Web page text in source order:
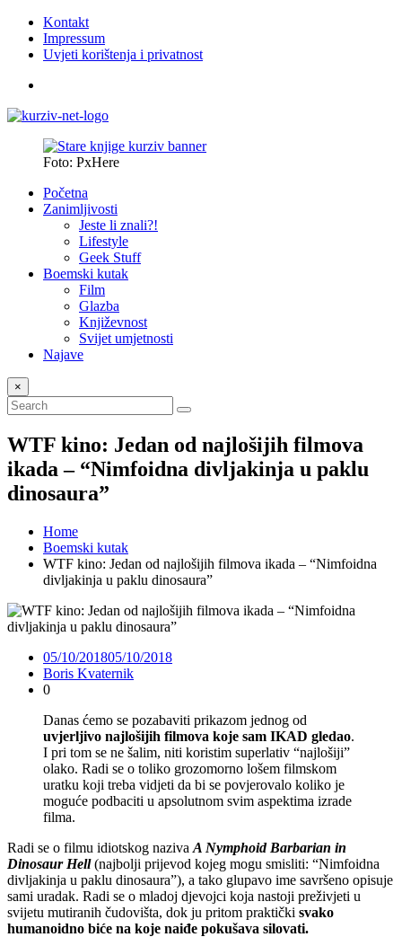
Kontakt
Impressum
Uvjeti korištenja i privatnost
Foto: PxHere
Početna
Zanimljivosti
Jeste li znali?!
Lifestyle
Geek Stuff
Boemski kutak
Film
Glazba
Književnost
Svijet umjetnosti
Najave
×
WTF kino: Jedan od najlošijih filmova
ikada – “Nimfoidna divljakinja u paklu
dinosaura”
Home
Boemski kutak
WTF kino: Jedan od najlošijih filmova ikada – “Nimfoidna
divljakinja u paklu dinosaura”
05/10/201805/10/2018
Boris Kvaternik
0
Danas ćemo se pozabaviti prikazom jednog od
uvjerljivo najlošijih filmova koje sam IKAD gledao.
I pri tom se ne šalim, niti koristim superlativ “najlošiji”
olako. Radi se o toliko grozomorno lošem filmskom
uratku koji treba vidjeti da bi se povjerovalo koliko je
moguće podbaciti u apsolutnom svim aspektima izrade
filma.
Radi se o filmu idiotskog naziva A Nymphoid Barbarian in
Dinosaur Hell (najbolji prijevod kojeg mogu smisliti: “Nimfoidna
divljakinja u paklu dinosaura”), a tako glupavo ime savršeno opisuje
sami uradak. Radi se o mladoj djevojci koja nastoji preživjeti u
svijetu mutiranih čudovišta, dok ju pritom praktički svako
humanoidno biće na koje naiđe pokušava silovati.